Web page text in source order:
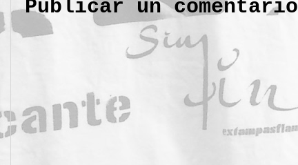
Publicar un comentario